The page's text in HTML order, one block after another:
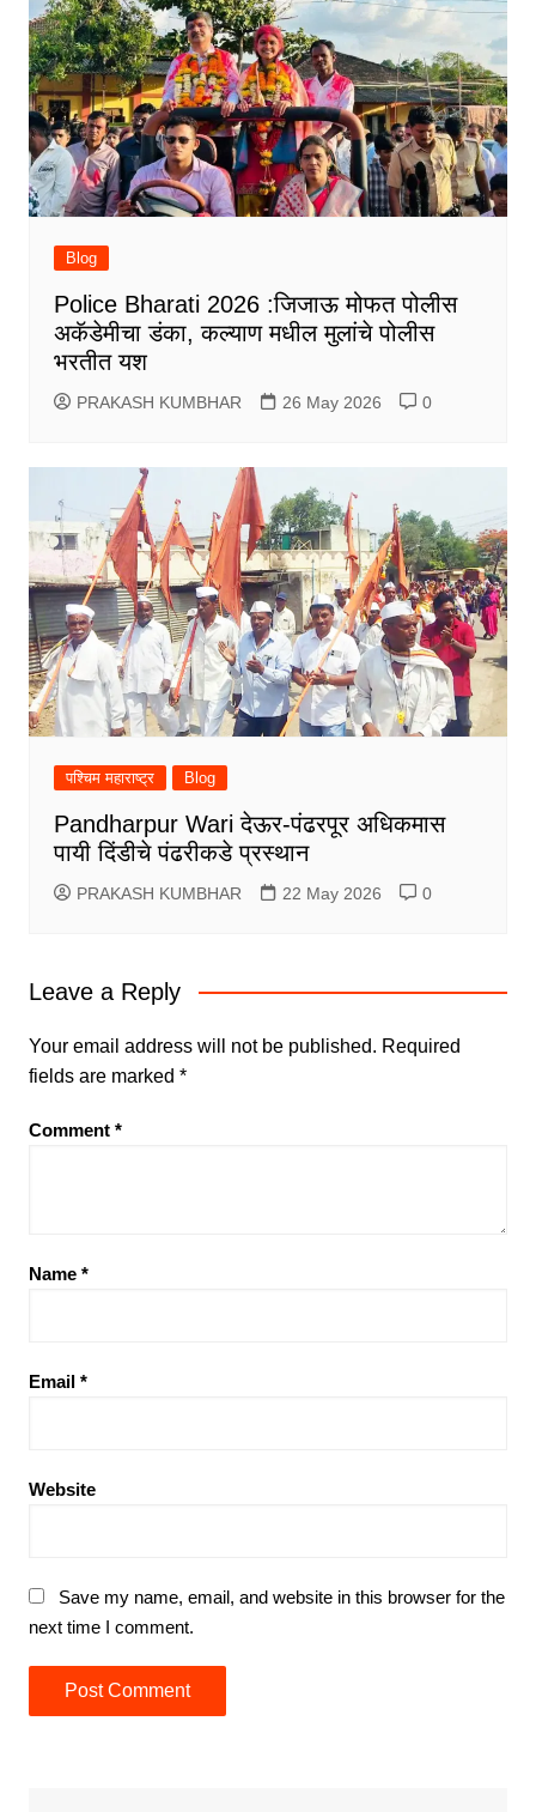
Blog
Police Bharati 2026 :जिजाऊ मोफत पोलीस
अकॅडेमीचा डंका, कल्याण मधील मुलांचे पोलीस
भरतीत यश
PRAKASH KUMBHAR 26 May 2026 0
पश्चिम महाराष्ट्र Blog
Pandharpur Wari देऊर-पंढरपूर अधिकमास
पायी दिंडीचे पंढरीकडे प्रस्थान
PRAKASH KUMBHAR 22 May 2026 0
Leave a Reply
Your email address will not be published. Required
fields are marked *
Comment *
Name *
Email *
Website
Save my name, email, and website in this browser for the
next time I comment.